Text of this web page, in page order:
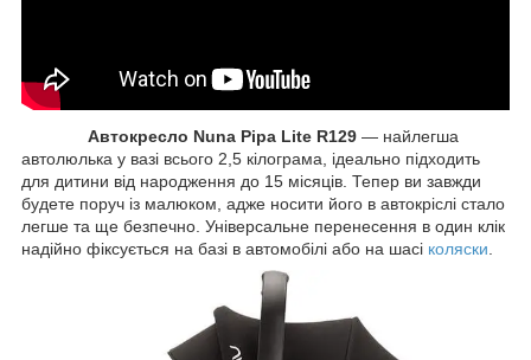
Автокресло Nuna Pipa Lite R129 — найлегша
автолюлька у вазі всього 2,5 кілограма, ідеально підходить
для дитини від народження до 15 місяців. Тепер ви завжди
будете поруч із малюком, адже носити його в автокріслі стало
легше та ще безпечно. Універсальне перенесення в один клік
надійно фіксується на базі в автомобілі або на шасі коляски